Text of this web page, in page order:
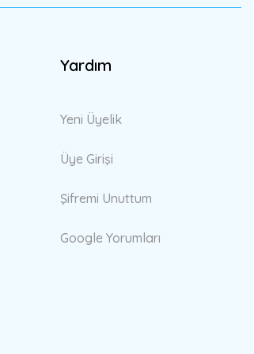
Yardım
Yeni Üyelik
Üye Girişi
Şifremi Unuttum
Google Yorumları